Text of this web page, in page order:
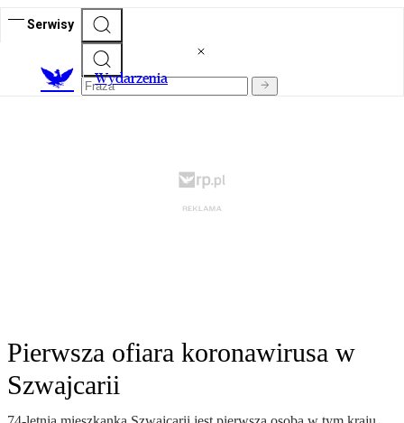
Serwisy
Wydarzenia
Pierwsza ofiara koronawirusa w
Szwajcarii